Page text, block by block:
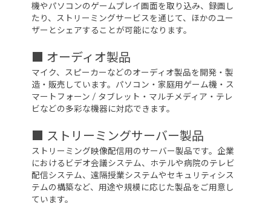
機やパソコンのゲームプレイ画面を取り込み、録画し
たり、ストリーミングサービスを通じて、ほかのユー
ザーとシェアすることが可能になります。
■ オーディオ製品
マイク、スピーカーなどのオーディオ製品を開発・製
造・販売しています。パソコン・家庭用ゲーム機・ス
マートフォーン / タブレット・マルチメディア・テレ
ビなどの多彩な機器に対応できます。
■ ストリーミングサーバー製品
ストリーミング映像配信用のサーバー製品です。企業
におけるビデオ会議システム、ホテルや病院のテレビ
配信システム、遠隔授業システムやセキュリティシス
テムの構築など、用途や規模に応じた製品をご用意し
ています。